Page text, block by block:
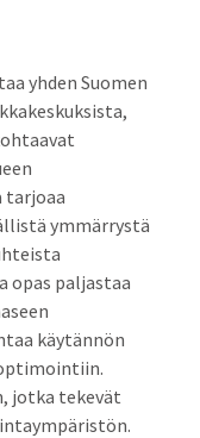
yhden Suomen
tarjoaa
ymmärrystä
opas paljastaa
käytännön
jotka tekevät